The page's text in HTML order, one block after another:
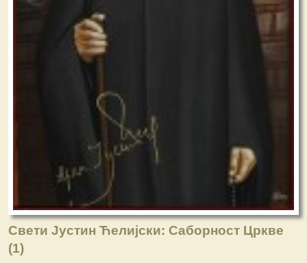
Свети Јустин Ћелијски: Саборност Цркве
(1)